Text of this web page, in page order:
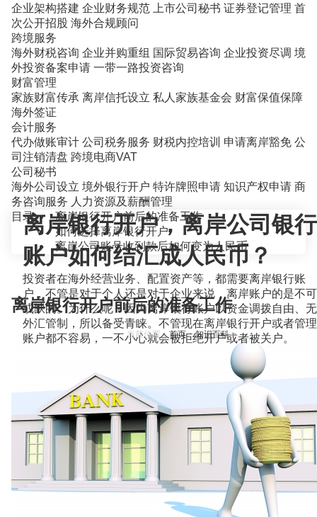
企业架构搭建 企业财务规范 上市公司秘书 证券登记管理 首
次公开招股 海外合规顾问
跨境服务
海外财税咨询 企业并购重组 国际贸易咨询 企业投资尽调 境
外投资备案申请 一带一路投资咨询
财富管理
家族财富传承 离岸信托设立 私人家族基金会 财富保值保障
海外签证
会计服务
代办做账审计 公司税务服务 财税内控培训 申请离岸豁免 公
司注销清盘 跨境电商VAT
公司秘书
海外公司设立 境外银行开户 特许牌照申请 知识产权申请 商
务咨询服务 人力资源及薪酬管理
当前位置：首页>知识百科>
离岸银行开户，离岸公司银行
账户如何结汇成人民币？
投资者在海外经营业务、配置资产等，都需要离岸银行账
户，不管是对于个人还是对于企业来说，离岸账户的是不可
或缺的。为什么呢？因为离岸银行账户以资金调拨自由、无
外汇管制，所以备受青睐。不管现在离岸银行开户或者管理
账户都不容易，一不小心就会被拒绝开户或者被关户。
目录
离岸银行开户前后的准备工作
如何选择离岸银行开户
离岸公司账号收到款后如何变为人民币
离岸银行开户前后的准备工作